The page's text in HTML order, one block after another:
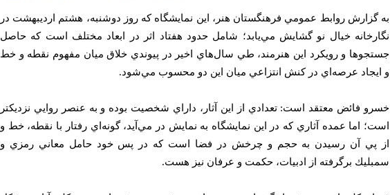
به گزارش روابط عمومي فرهنگستان هنر، اين نمايشگاه كه روز دوشنبه، هشتم ارديبهشت در
نگارخانه خيال نو گشايش مي‌يابد؛ شامل حدود هفتاد اثر در ابعاد مختلف است كه حاصل
جستجوها و رويكرد اين هنرمند، طي سال‌هاي اخير در پيوندي خلاق ميان مفهوم نقطه و خط
و ايجاد عرصه‌اي در كنش انتزاعي ميان اين دو محسوب مي‌شود.
خسرو فائض معتقد است: تعدادي از اين آثار، داراي شخصيت بوده و به عنصر روايي نزديكتر
است؛ اما عمده آثاري كه در اين نمايشگاه به نمايش در مي‌آيد، گونه‌اي رفتار با نقطه، خط و
از پي آن رسيدن به حجم و چرخش در فضا است كه در پس خود حامل معاني رمزي و
سمبليك برگرفته از ادبيات، حكمت و عرفان نيز هست.